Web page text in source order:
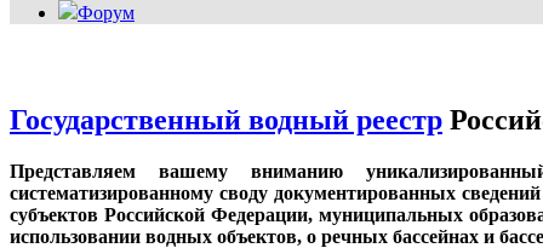
Форум
Государственный водный реестр
Представляем вашему вниманию
систематизированному своду документированных
субъектов Российской Федерации, муниципальных
использовании водных объектов, о речных бассейнах и